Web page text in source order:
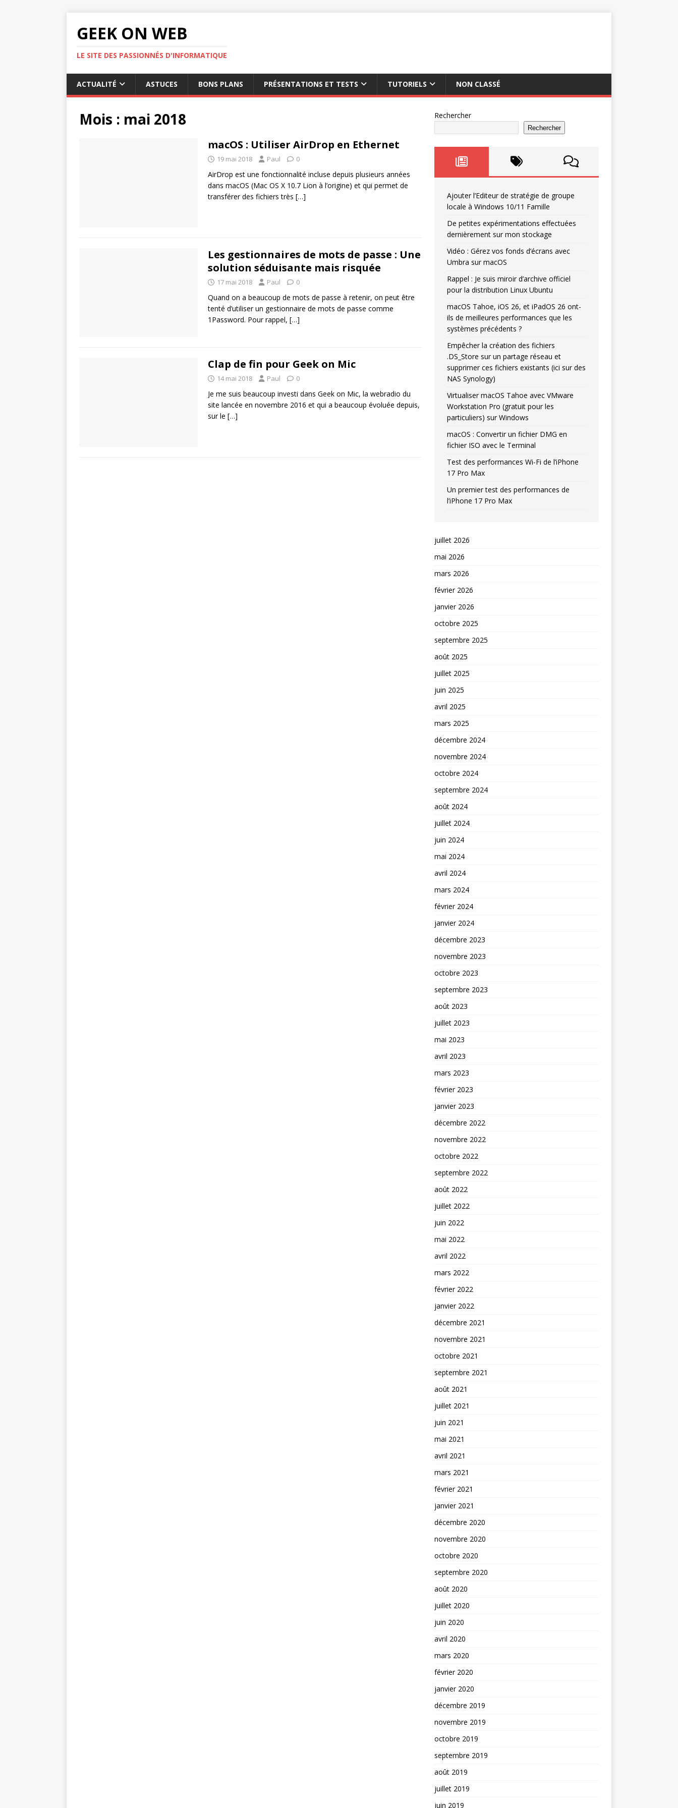
GEEK ON WEB
LE SITE DES PASSIONNÉS D'INFORMATIQUE
ACTUALITÉ ASTUCES BONS PLANS PRÉSENTATIONS ET TESTS TUTORIELS NON CLASSÉ
Mois : mai 2018
macOS : Utiliser AirDrop en Ethernet
19 mai 2018 Paul 0
AirDrop est une fonctionnalité incluse depuis plusieurs années
dans macOS (Mac OS X 10.7 Lion à l’origine) et qui permet de
transférer des fichiers très […]
Les gestionnaires de mots de passe : Une
solution séduisante mais risquée
17 mai 2018 Paul 0
Quand on a beaucoup de mots de passe à retenir, on peut être
tenté d’utiliser un gestionnaire de mots de passe comme
1Password. Pour rappel, […]
Clap de fin pour Geek on Mic
14 mai 2018 Paul 0
Je me suis beaucoup investi dans Geek on Mic, la webradio du
site lancée en novembre 2016 et qui a beaucoup évoluée depuis,
sur le […]
Rechercher
Rechercher
Ajouter l’Editeur de stratégie de groupe
locale à Windows 10/11 Famille
De petites expérimentations effectuées
dernièrement sur mon stockage
Vidéo : Gérez vos fonds d’écrans avec
Umbra sur macOS
Rappel : Je suis miroir d’archive officiel
pour la distribution Linux Ubuntu
macOS Tahoe, iOS 26, et iPadOS 26 ont-
ils de meilleures performances que les
systèmes précédents ?
Empêcher la création des fichiers
.DS_Store sur un partage réseau et
supprimer ces fichiers existants (ici sur des
NAS Synology)
Virtualiser macOS Tahoe avec VMware
Workstation Pro (gratuit pour les
particuliers) sur Windows
macOS : Convertir un fichier DMG en
fichier ISO avec le Terminal
Test des performances Wi-Fi de l’iPhone
17 Pro Max
Un premier test des performances de
l’iPhone 17 Pro Max
juillet 2026
mai 2026
mars 2026
février 2026
janvier 2026
octobre 2025
septembre 2025
août 2025
juillet 2025
juin 2025
avril 2025
mars 2025
décembre 2024
novembre 2024
octobre 2024
septembre 2024
août 2024
juillet 2024
juin 2024
mai 2024
avril 2024
mars 2024
février 2024
janvier 2024
décembre 2023
novembre 2023
octobre 2023
septembre 2023
août 2023
juillet 2023
mai 2023
avril 2023
mars 2023
février 2023
janvier 2023
décembre 2022
novembre 2022
octobre 2022
septembre 2022
août 2022
juillet 2022
juin 2022
mai 2022
avril 2022
mars 2022
février 2022
janvier 2022
décembre 2021
novembre 2021
octobre 2021
septembre 2021
août 2021
juillet 2021
juin 2021
mai 2021
avril 2021
mars 2021
février 2021
janvier 2021
décembre 2020
novembre 2020
octobre 2020
septembre 2020
août 2020
juillet 2020
juin 2020
avril 2020
mars 2020
février 2020
janvier 2020
décembre 2019
novembre 2019
octobre 2019
septembre 2019
août 2019
juillet 2019
juin 2019